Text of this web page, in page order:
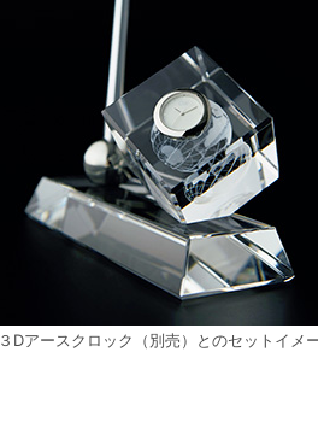
３Dアースクロック（別売）とのセットイメ